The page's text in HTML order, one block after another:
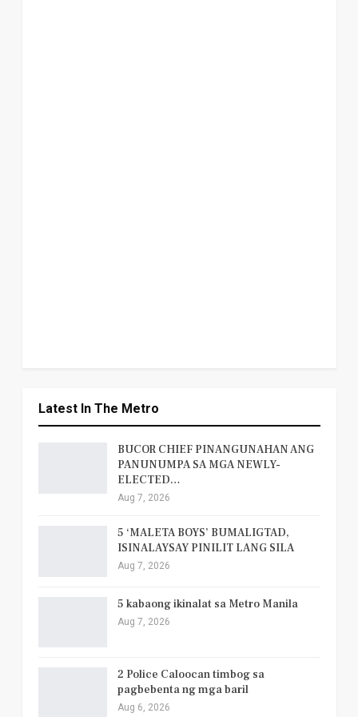
Latest In The Metro
BUCOR CHIEF PINANGUNAHAN ANG
PANUNUMPA SA MGA NEWLY-
ELECTED…
Aug 7, 2026
5 ‘MALETA BOYS’ BUMALIGTAD,
ISINALAYSAY PINILIT LANG SILA
Aug 7, 2026
5 kabaong ikinalat sa Metro Manila
Aug 7, 2026
2 Police Caloocan timbog sa
pagbebenta ng mga baril
Aug 6, 2026